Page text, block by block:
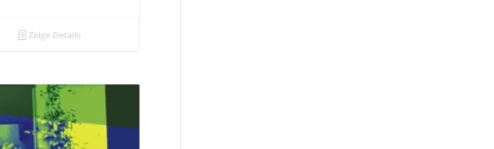
Zeige Details